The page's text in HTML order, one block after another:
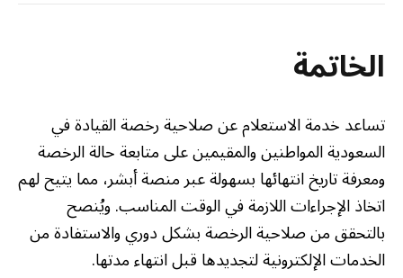
الخاتمة
تساعد خدمة الاستعلام عن صلاحية رخصة القيادة في
السعودية المواطنين والمقيمين على متابعة حالة الرخصة
ومعرفة تاريخ انتهائها بسهولة عبر منصة أبشر، مما يتيح لهم
اتخاذ الإجراءات اللازمة في الوقت المناسب. ويُنصح
بالتحقق من صلاحية الرخصة بشكل دوري والاستفادة من
الخدمات الإلكترونية لتجديدها قبل انتهاء مدتها.